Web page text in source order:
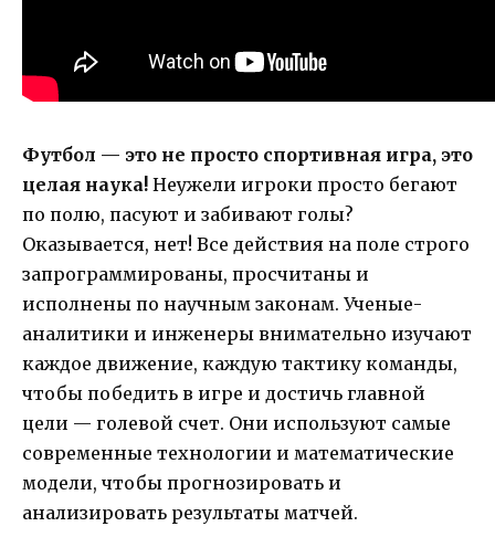
Футбол — это не просто спортивная игра, это
целая наука! Неужели игроки просто бегают
по полю, пасуют и забивают голы?
Оказывается, нет! Все действия на поле строго
запрограммированы, просчитаны и
исполнены по научным законам. Ученые-
аналитики и инженеры внимательно изучают
каждое движение, каждую тактику команды,
чтобы победить в игре и достичь главной
цели — голевой счет. Они используют самые
современные технологии и математические
модели, чтобы прогнозировать и
анализировать результаты матчей.